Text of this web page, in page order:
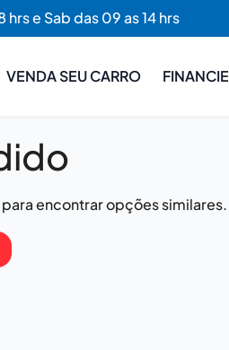
hrs e Sab das 09 as 14 hrs
VENDA SEU CARRO FINANCIE
encontrar opções similares.